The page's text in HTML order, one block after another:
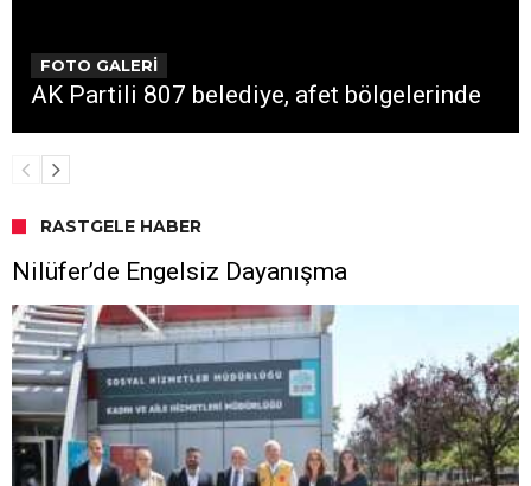
FOTO GALERİ
AK Partili 807 belediye, afet bölgelerinde
RASTGELE HABER
Nilüfer’de Engelsiz Dayanışma